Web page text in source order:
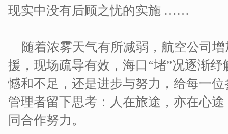
现实中没有后顾之忧的实施 ……
随着浓雾天气有所减弱，航空公司
援，现场疏导有效，海口“堵”况逐渐
憾和不足，还是进步与努力，给每一
管理者留下思考：人在旅途，亦在心
同合作努力。